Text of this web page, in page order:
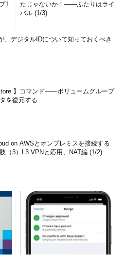
1
たじゃないか！――ふたりはライ
バル (1/3)
、デジタルIDについて知っておくべき
】コマンド――ボリュームグループ
を復元する
on AWSとオンプレミスを接続する
（3）L3 VPNと応用、NAT編 (1/2)